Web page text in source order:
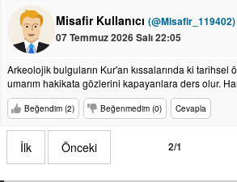
Misafir Kullanıcı (@Misafir_119402)
07 Temmuz 2026 Salı 22:05
Arkeolojik bulguların Kur'an kıssalarında ki tarihsel
umarım hakikata gözlerini kapayanlara ders olur.
Beğendim (2) Beğenmedim (0) Cevapla
İlk Önceki 2/1